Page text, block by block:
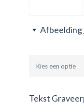
Afbeelding
Tekst